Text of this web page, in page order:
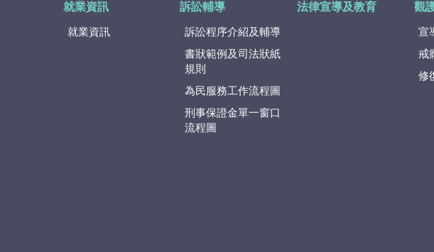
就業資訊
就業資訊
訴訟輔導
訴訟程序介紹及輔導
書狀範例及司法狀紙
規則
為民服務工作流程圖
刑事保證金單一窗口
流程圖
法律宣導及教育 觀
宣
戒
修